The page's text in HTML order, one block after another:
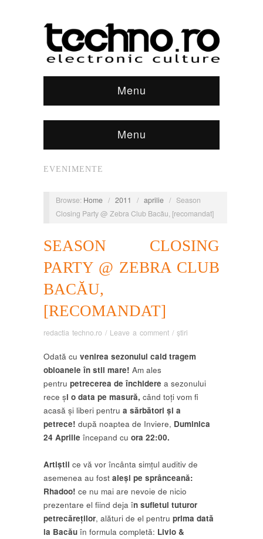
Menu
Menu
EVENIMENTE
Browse: Home / 2011 / aprilie / Season
Closing Party @ Zebra Club Bacău, [recomandat]
SEASON CLOSING
PARTY @ ZEBRA CLUB
BACĂU,
[RECOMANDAT]
redactia techno.ro / Leave a comment / știri
Odată cu venirea sezonului cald tragem
obloanele în stil mare! Am ales
pentru petrecerea de închidere a sezonului
rece și o data pe masură, când toți vom fi
acasă și liberi pentru a sărbători și a
petrece! după noaptea de Inviere, Duminica
24 Aprilie începand cu ora 22:00.
Artiștii ce vă vor încânta simțul auditiv de
asemenea au fost aleși pe sprânceană:
Rhadoo! ce nu mai are nevoie de nicio
prezentare el fiind deja în sufletul tuturor
petrecăreților, alături de el pentru prima dată
la Bacău în formula completă: Livio &